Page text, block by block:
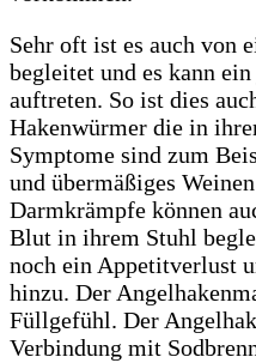
Sehr oft ist es auch von
begleitet und es kann
auftreten. So ist dies
Hakenwürmer die in
Symptome sind zum
und übermäßiges
Darmkrämpfe können
Blut in ihrem Stuhl
noch ein Appetitverlust
hinzu. Der
Füllgefühl. Der
Verbindung mit